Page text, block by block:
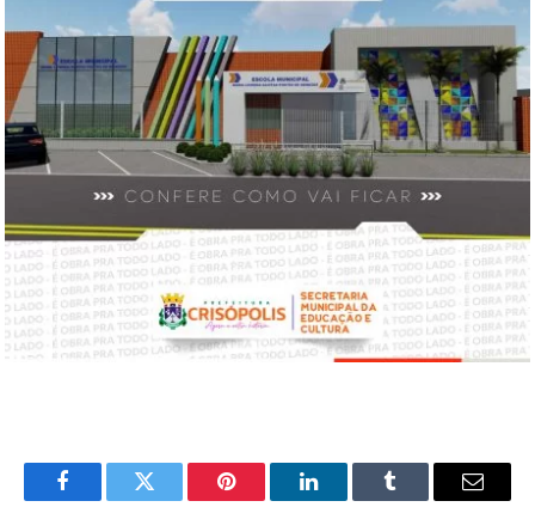
FacebookTwitter Pinterest LinkedInTumblr Email